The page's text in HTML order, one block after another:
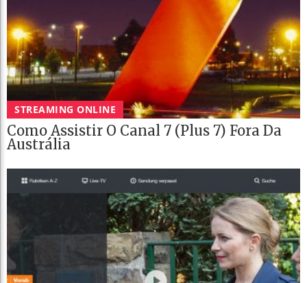
STREAMING ONLINE
Como Assistir O Canal 7 (Plus 7) Fora Da
Austrália